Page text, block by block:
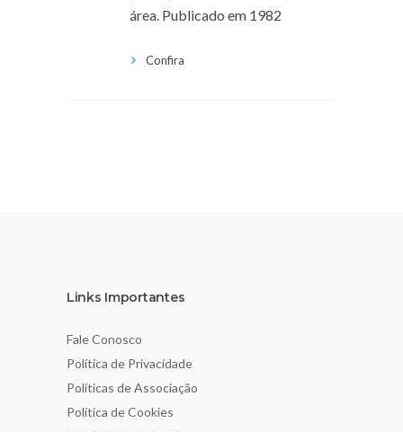
área. Publicado em 1982
Confira
Links Importantes
Fale Conosco
Política de Privacidade
Políticas de Associação
Política de Cookies